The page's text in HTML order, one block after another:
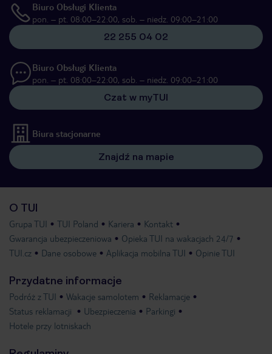
Biuro Obsługi Klienta
pon. – pt. 08:00–22:00, sob. – niedz. 09:00–21:00
22 255 04 02
Biuro Obsługi Klienta
pon. – pt. 08:00–22:00, sob. – niedz. 09:00–21:00
Czat w myTUI
Biura stacjonarne
Znajdź na mapie
O TUI
Grupa TUI TUI Poland Kariera
Kontakt
Gwarancja ubezpieczeniowa
Opieka TUI na wakacjach 24/7
TUI.cz
Dane osobowe Aplikacja mobilna TUI Opinie TUI
Przydatne informacje
Podróż z TUI Wakacje samolotem
Reklamacje
Status reklamacji
Ubezpieczenia
Parkingi
Hotele przy lotniskach